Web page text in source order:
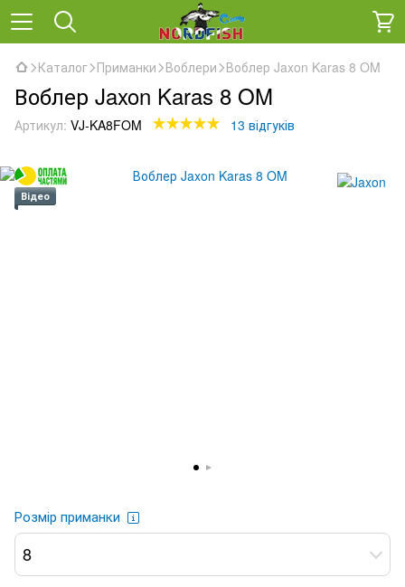
Каталог Приманки Воблери Воблер Jaxon Karas 8 OM
Воблер Jaxon Karas 8 OM
Артикул: VJ-KA8FOM 13 відгуків
Відео
Розмір приманки
8